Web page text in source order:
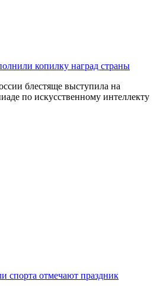
копилку наград страны
блестяще выступила на
по искусственному интеллекту
спорта отмечают праздник